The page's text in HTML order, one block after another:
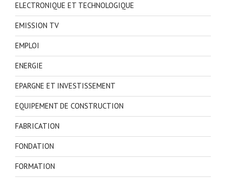
ELECTRONIQUE ET TECHNOLOGIQUE
EMISSION TV
EMPLOI
ENERGIE
EPARGNE ET INVESTISSEMENT
EQUIPEMENT DE CONSTRUCTION
FABRICATION
FONDATION
FORMATION